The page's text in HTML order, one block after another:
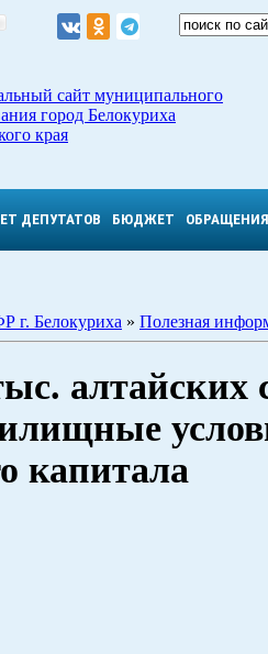
сайт муниципального
город Белокуриха
края
ДЕПУТАТОВ БЮДЖЕТ ОБРАЩЕНИЯ
г. Белокуриха » Полезная
алтайских
капитала